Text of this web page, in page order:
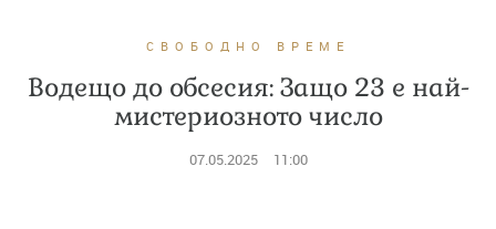
СВОБОДНО ВРЕМЕ
Водещо до обсесия: Защо 23 е най-
мистериозното число
07.05.2025 11:00